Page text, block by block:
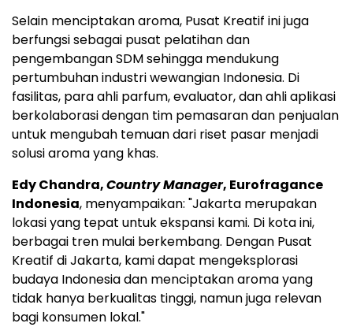
Selain menciptakan aroma, Pusat Kreatif ini juga
berfungsi sebagai pusat pelatihan dan
pengembangan SDM sehingga mendukung
pertumbuhan industri wewangian Indonesia. Di
fasilitas, para ahli parfum, evaluator, dan ahli aplikasi
berkolaborasi dengan tim pemasaran dan penjualan
untuk mengubah temuan dari riset pasar menjadi
solusi aroma yang khas.
Edy Chandra,Country Manager, Eurofragance
Indonesia, menyampaikan: "Jakarta merupakan
lokasi yang tepat untuk ekspansi kami. Di kota ini,
berbagai tren mulai berkembang. Dengan Pusat
Kreatif diJakarta, kami dapat mengeksplorasi
budaya Indonesiadan menciptakan aroma yang
tidak hanya berkualitas tinggi, namun juga relevan
bagi konsumen lokal."